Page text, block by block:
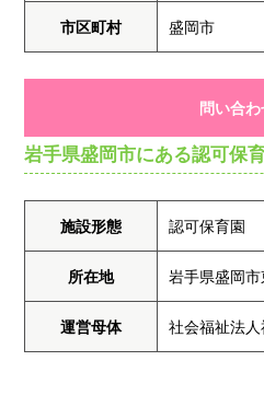
市区町村 盛岡市
問い合わ
岩手県盛岡市にある認可保育
施設形態 認可保育園
所在地 岩手県盛岡市
運営母体 社会福祉法